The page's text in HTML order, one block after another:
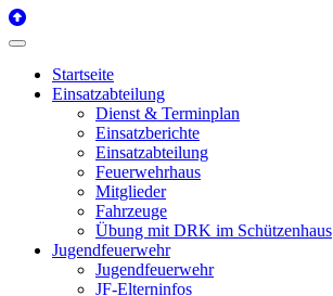
Startseite
Einsatzabteilung
Dienst & Terminplan
Einsatzberichte
Einsatzabteilung
Feuerwehrhaus
Mitglieder
Fahrzeuge
Übung mit DRK im Schützenhaus
Jugendfeuerwehr
Jugendfeuerwehr
JF-Elterninfos